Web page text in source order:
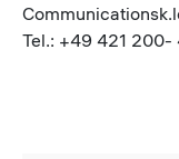
Tel.: +49 421 200-